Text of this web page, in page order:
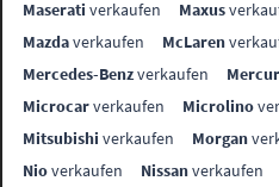
Maserati verkaufen Maxus
Mazdaverkaufen McLaren
Mercedes-Benzverkaufen
Microcarverkaufen Microlino
Mitsubishi verkaufen Morgan
Nioverkaufen Nissanverkaufen